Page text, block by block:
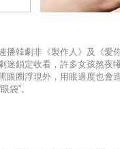
播韓劇非《製作人》及《愛
迷鎖定收看，許多女孩熬夜
眼圈浮現外，用眼過度也會
袋”。